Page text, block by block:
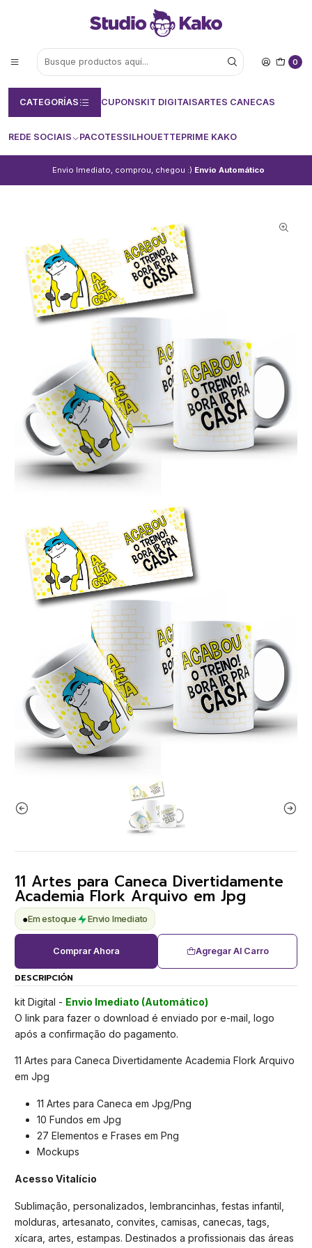
0
CATEGORÍAS CUPONSKIT DIGITAISARTES CANECAS
REDE SOCIAIS PACOTESSILHOUETTEPRIME KAKO
Envio Imediato, comprou, chegou :) Envio Automático
11 Artes para Caneca Divertidamente
Academia Flork Arquivo em Jpg
●Em estoque Envio Imediato
Agregar Al Carro
Comprar Ahora
DESCRIPCIÓN
kit Digital - Envio Imediato (Automático)
O link para fazer o download é enviado por e-mail, logo
após a confirmação do pagamento.
11 Artes para Caneca Divertidamente Academia Flork Arquivo
em Jpg
11 Artes para Caneca em Jpg/Png
10 Fundos em Jpg
27 Elementos e Frases em Png
Mockups
Acesso Vitalício
Sublimação, personalizados, lembrancinhas, festas infantil,
molduras, artesanato, convites, camisas, canecas, tags,
xícara, artes, estampas. Destinados a profissionais das áreas